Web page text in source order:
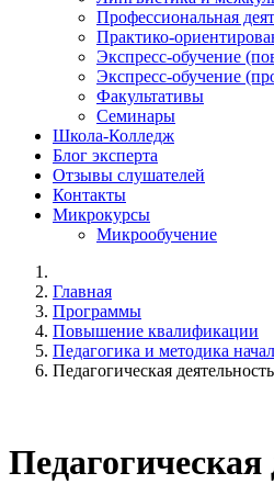
Профессиональная
Практико-
Экспресс-обучение
Экспресс-обучение
Факультативы
Семинары
Школа-Колледж
Блог эксперта
Отзывы слушателей
Контакты
Микрокурсы
Микрообучение
Главная
Программы
Повышение квалификации
Педагогика и методика
Педагогическая
Педагогическая